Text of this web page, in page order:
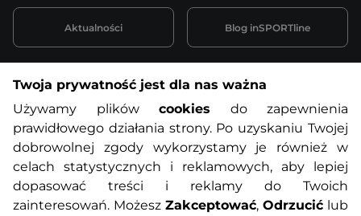
Informacje o zakupach
O nas Regulamin sklepu
Polityka prywatności Koszty przesyłek
Aktualności Blog inSPORTline
Twoja prywatność jest dla nas ważna
Używamy plików cookies do zapewnienia
prawidłowego działania strony. Po uzyskaniu Twojej
dobrowolnej zgody wykorzystamy je również w
celach statystycznych i reklamowych, aby lepiej
dopasować treści i reklamy do Twoich
zainteresowań. Możesz Zakceptować, Odrzucić lub